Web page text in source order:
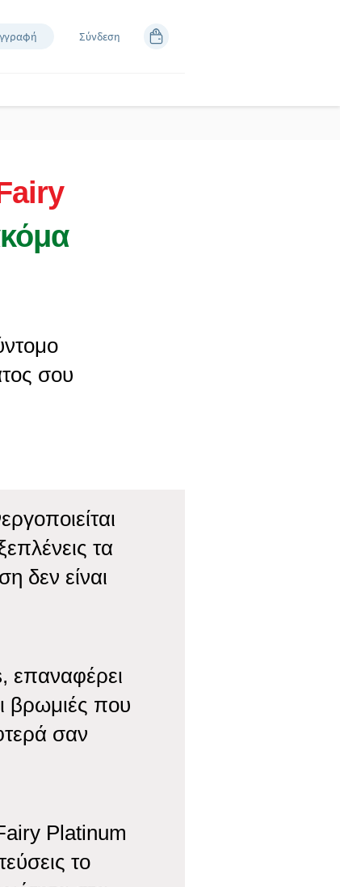
Σύνδεση
σου
τα
δεν είναι
επαναφέρει
βρωμιές που
σαν
Platinum
το